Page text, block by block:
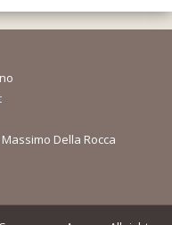
Della Rocca